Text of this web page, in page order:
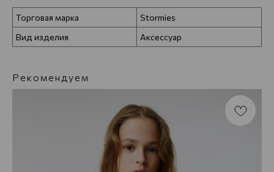
Торговая марка
Stormies
Вид изделия
Аксессуар
Рекомендуем